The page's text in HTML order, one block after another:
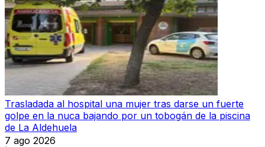
Trasladada al hospital una mujer tras darse un fuerte
golpe en la nuca bajando por un tobogán de la piscina
de La Aldehuela
7 ago 2026